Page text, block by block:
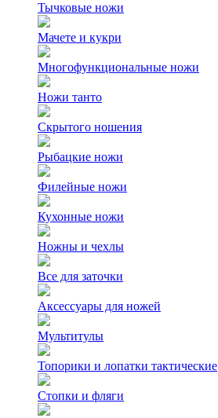
Тычковые ножи
Мачете и кукри
Многофункциональные ножи
Ножи танто
Скрытого ношения
Рыбацкие ножи
Филейные ножи
Кухонные ножи
Ножны и чехлы
Все для заточки
Аксессуары для ножей
Мультитулы
Топорики и лопатки тактические
Стопки и фляги